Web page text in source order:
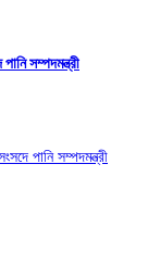
সম্পদমন্ত্রী